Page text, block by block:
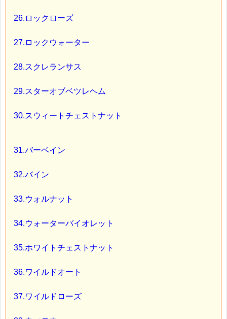
26.ロックローズ
27.ロックウォーター
28.スクレランサス
29.スターオブベツレヘム
30.スウィートチェストナット
31.バーベイン
32.バイン
33.ウォルナット
34.ウォーターバイオレット
35.ホワイトチェストナット
36.ワイルドオート
37.ワイルドローズ